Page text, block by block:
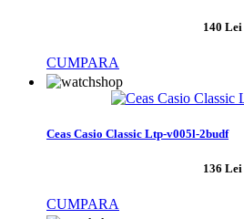
140 Lei
CUMPARA
Ceas Casio Classic Ltp-v005l-2budf
136 Lei
CUMPARA